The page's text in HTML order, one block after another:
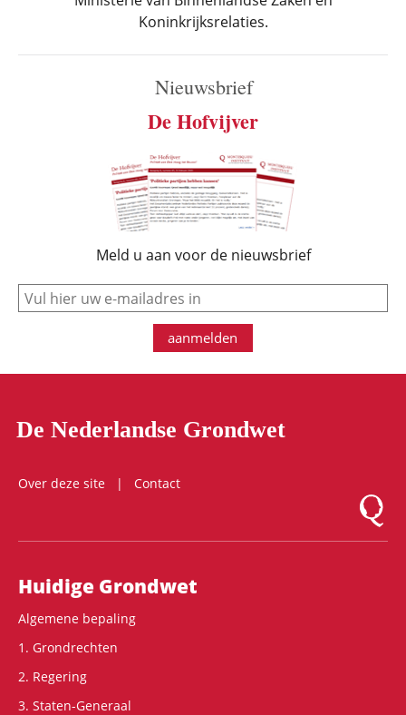
Koninkrijksrelaties.
Nieuwsbrief
De Hofvijver
Meld u aan voor de nieuwsbrief
e-mail
aanmelden
De Nederlandse Grondwet
Over deze site
Contact
Logo
Hoofdnavigatie
Huidige Grondwet
Algemene bepaling
1. Grondrechten
2. Regering
3. Staten-Generaal